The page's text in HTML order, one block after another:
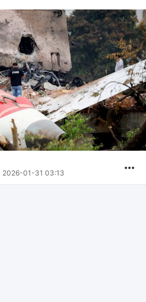
2026-01-31 03:13